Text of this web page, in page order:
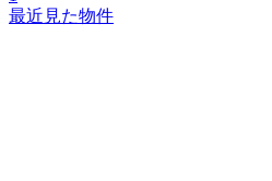
最近見た物件